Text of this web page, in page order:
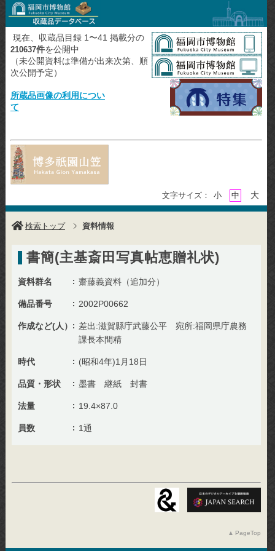
現在、収蔵品目録 1〜41 掲載分の
210637件を公開中
（未公開資料は準備が出来次第、順
次公開予定）
所蔵品画像の利用につい
て
文字サイズ： 小 中 大
検索トップ 資料情報
書簡(主基斎田写真帖恵贈礼状)
資料群名 齋藤義資料（追加分）
備品番号 2002P00662
作成など(人）
差出:滋賀縣庁武藤公平 宛所:福岡県庁農務
課長本間精
時代 (昭和4年)1月18日
品質・形状 墨書 継紙 封書
法量 19.4×87.0
員数 1通
PageTop